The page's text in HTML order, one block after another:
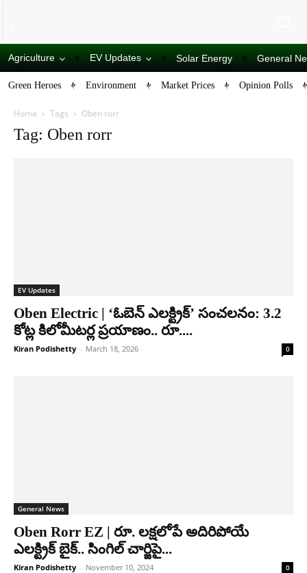
Agriculture EV Updates Solar Energy General
Green Heroes Environment Market Prices Opinion Polls
Home Tags Oben rorr
Tag: Oben rorr
EV Updates
Oben Electric | ‘ఓబెన్ ఎలక్ట్రిక్’ సంచలనం: 3.2
కోట్ల కిలోమీటర్ల ప్రయాణం.. రూ....
Kiran Podishetty - March 18, 2026 0
General News
Oben Rorr EZ | రూ. లక్షలోపే అదిరిపోయే
ఎలక్ట్రిక్ బైక్.. సింగిల్ చార్జిపై...
Kiran Podishetty - November 10, 2024 0